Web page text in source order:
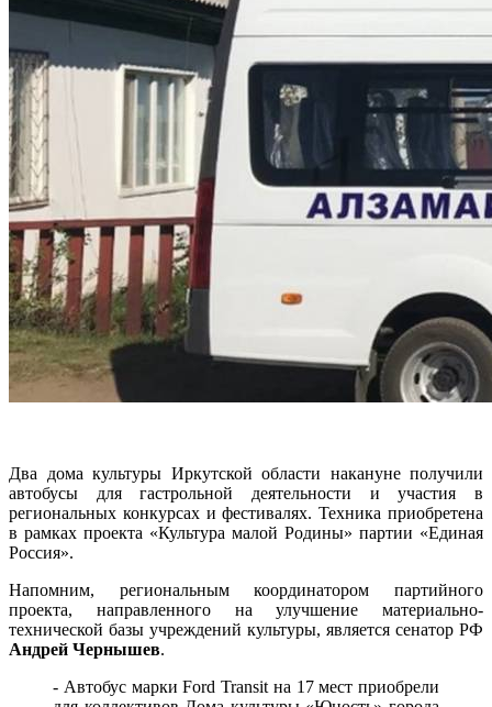
Два дома культуры Иркутской области накануне получили
автобусы для гастрольной деятельности и участия в
региональных конкурсах и фестивалях. Техника приобретена
в рамках проекта «Культура малой Родины» партии «Единая
Россия».
Напомним, региональным координатором партийного
проекта, направленного на улучшение материально-
технической базы учреждений культуры, является сенатор РФ
Андрей Чернышев.
- Автобус марки Ford Transit на 17 мест приобрели